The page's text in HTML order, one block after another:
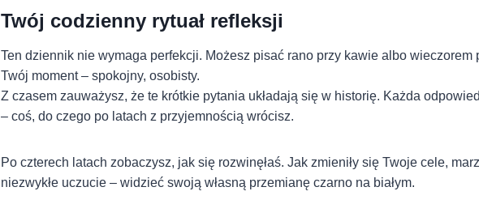
Twój codzienny rytuał refleksji
Ten dziennik nie wymaga perfekcji. Możesz pisać rano przy kawie albo wieczorem
Twój moment – spokojny, osobisty.
Z czasem zauważysz, że te krótkie pytania układają się w historię. Każda
– coś, do czego po latach z przyjemnością wrócisz.
Po czterech latach zobaczysz, jak się rozwinęłaś. Jak zmieniły się Twoje cele,
niezwykłe uczucie – widzieć swoją własną przemianę czarno na białym.